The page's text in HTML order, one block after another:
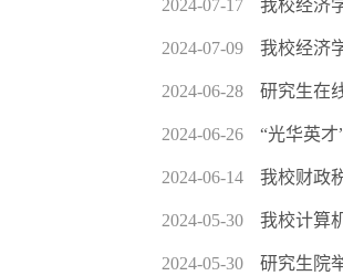
2024-07-17 我校经济
2024-07-09 我校经济
2024-06-28 研究生在
2024-06-26 “光华英
2024-06-14 我校财政
2024-05-30 我校计算
2024-05-30 研究生院